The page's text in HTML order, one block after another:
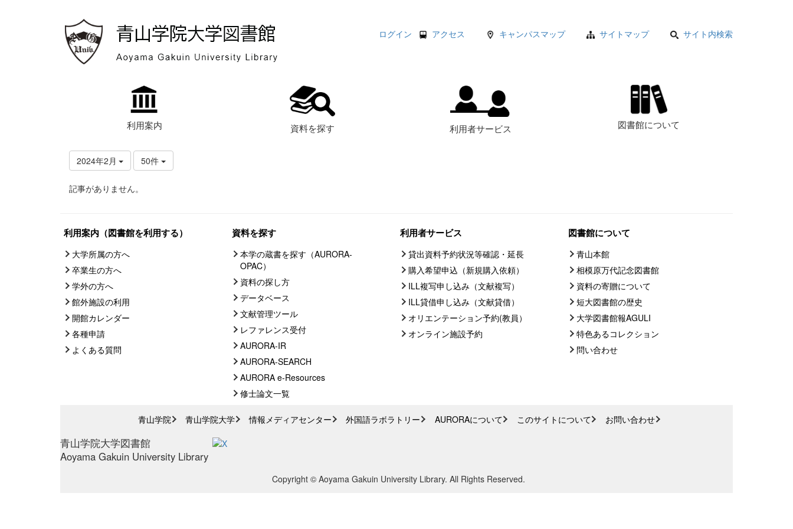
ログイン アクセス キャンパスマップ サイトマップ サイト内検索
利用案内 資料を探す 利用者サービス 図書館について
2024年2月 50件
記事がありません。
利用案内（図書館を利用する）
大学所属の方へ
卒業生の方へ
学外の方へ
館外施設の利用
開館カレンダー
各種申請
よくある質問
資料を探す
本学の蔵書を探す（AURORA-
OPAC）
資料の探し方
データベース
文献管理ツール
レファレンス受付
AURORA-IR
AURORA-SEARCH
AURORA e-Resources
修士論文一覧
利用者サービス
貸出資料予約状況等確認・延長
購入希望申込（新規購入依頼）
ILL複写申し込み（文献複写）
ILL貸借申し込み（文献貸借）
オリエンテーション予約(教員）
オンライン施設予約
図書館について
青山本館
相模原万代記念図書館
資料の寄贈について
短大図書館の歴史
大学図書館報AGULI
特色あるコレクション
問い合わせ
青山学院 青山学院大学 情報メディアセンター 外国語ラボラトリー AURORAについて このサイトについて お問い合わせ
青山学院大学図書館
Aoyama Gakuin University Library
Copyright © Aoyama Gakuin University Library. All Rights Reserved.